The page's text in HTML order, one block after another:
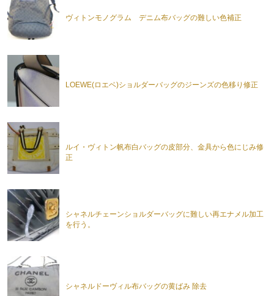
ヴィトンモノグラム デニム布バッグの難しい色補正
LOEWE(ロエベ)ショルダーバッグのジーンズの色移り修正
ルイ・ヴィトン帆布白バッグの皮部分、金具から色にじみ修
正
シャネルチェーンショルダーバッグに難しい再エナメル加工
を行う。
シャネルドーヴィル布バッグの黄ばみ 除去